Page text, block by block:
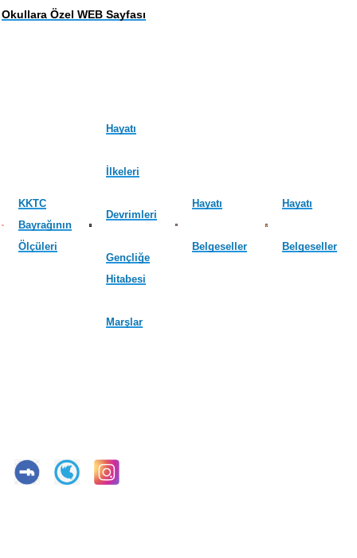
Okullara Özel WEB Sayfası
KKTC
Bayrağının
Ölçüleri
Hayatı
İlkeleri
Devrimleri
Gençliğe
Hitabesi
Marşlar
Hayatı
Belgeseller
Hayatı
Belgeseller